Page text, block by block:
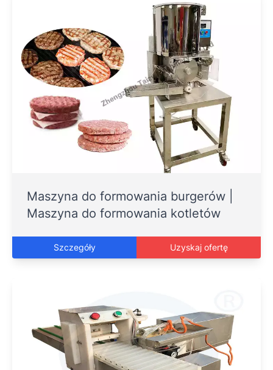
Maszyna do formowania burgerów |
Maszyna do formowania kotletów
Szczegóły Uzyskaj ofertę